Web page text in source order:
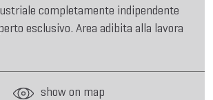
completamente indipendente
esclusivo. Area adibita alla lavora
show on map